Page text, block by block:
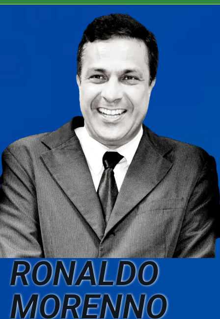
RONALDO
MORENNO